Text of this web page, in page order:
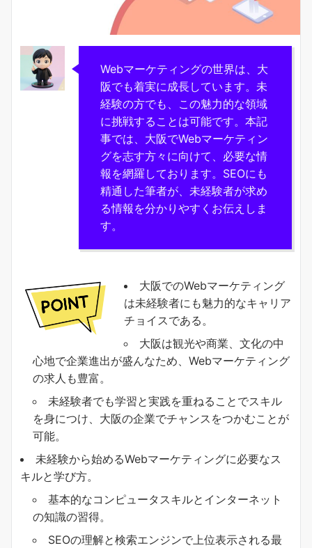
Webマーケティングの世界は、大
阪でも着実に成長しています。未
経験の方でも、この魅力的な領域
に挑戦することは可能です。本記
事では、大阪でWebマーケティン
グを志す方々に向けて、必要な情
報を網羅しております。SEOにも
精通した筆者が、未経験者が求め
る情報を分かりやすくお伝えしま
す。
大阪でのWebマーケティング
は未経験者にも魅力的なキャリア
チョイスである。
大阪は観光や商業、文化の中
心地で企業進出が盛んなため、Webマーケティング
の求人も豊富。
未経験者でも学習と実践を重ねることでスキル
を身につけ、大阪の企業でチャンスをつかむことが
可能。
未経験から始めるWebマーケティングに必要なス
キルと学び方。
基本的なコンピュータスキルとインターネット
の知識の習得。
SEOの理解と検索エンジンで上位表示される最